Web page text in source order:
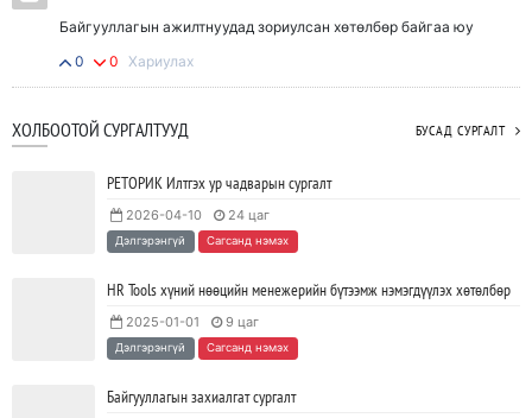
Байгууллагын ажилтнуудад зориулсан хөтөлбөр байгаа юу
0
0 Хариулах
ХОЛБООТОЙ СУРГАЛТУУД БУСАД СУРГАЛТ
РЕТОРИК Илтгэх ур чадварын сургалт
2026-04-10 24 цаг
Дэлгэрэнгүй Сагсанд нэмэх
HR Tools хүний нөөцийн менежерийн бүтээмж нэмэгдүүлэх хөтөлбөр
2025-01-01 9 цаг
Дэлгэрэнгүй Сагсанд нэмэх
Байгууллагын захиалгат сургалт